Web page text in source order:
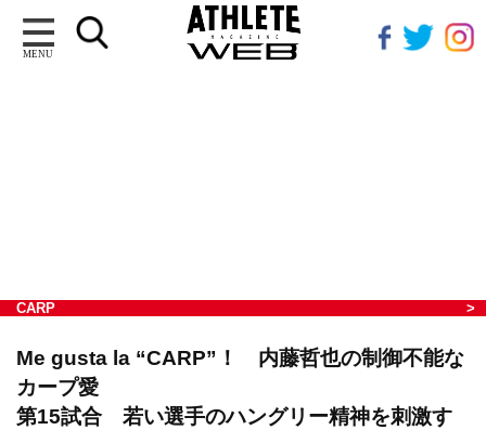
MENU
CARP
Me gusta la “CARP”！ 内藤哲也の制御不能な
カープ愛
第15試合 若い選手のハングリー精神を刺激す